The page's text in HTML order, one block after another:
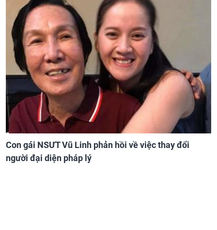
Con gái NSƯT Vũ Linh phản hồi về việc thay đổi
người đại diện pháp lý